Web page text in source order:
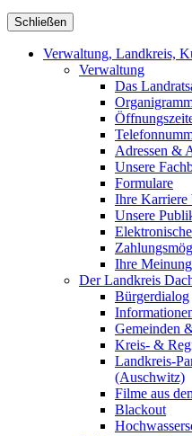
Schließen
Verwaltung, Landkreis,
Verwaltung
Das
Adressen &
Unsere
Formulare
Ihre Karriere
Unsere
Ihre
Der Landkreis
Bürgerdialog
Gemeinden
Kreis- &
Landkreis-
(Auschwitz)
Filme aus
Blackout